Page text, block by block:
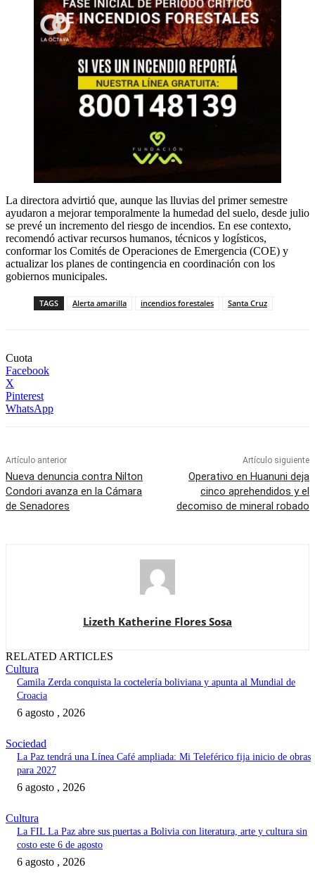
La directora advirtió que, aunque las lluvias del primer semestre
ayudaron a mejorar temporalmente la humedad del suelo, desde julio
se prevé un incremento del riesgo de incendios. En ese contexto,
recomendó activar recursos humanos, técnicos y logísticos,
conformar los Comités de Operaciones de Emergencia (COE) y
actualizar los planes de contingencia en coordinación con los
gobiernos municipales.
TAGS Alerta amarilla incendios forestales Santa Cruz
Cuota
Facebook
X
Pinterest
WhatsApp
Artículo anterior
Nueva denuncia contra Nilton
Condori avanza en la Cámara
de Senadores
Artículo siguiente
Operativo en Huanuni deja
cinco aprehendidos y el
decomiso de mineral robado
Lizeth Katherine Flores Sosa
RELATED ARTICLES
Cultura
Camila Zerda conquista la coctelería boliviana y apunta al Mundial de
Croacia
6 agosto , 2026
Sociedad
La Paz tendrá una Línea Café ampliada: Mi Teleférico fija inicio de obras
para 2027
6 agosto , 2026
Cultura
La FIL La Paz abre sus puertas a Bolivia con literatura, arte y cultura sin
costo este 6 de agosto
6 agosto , 2026